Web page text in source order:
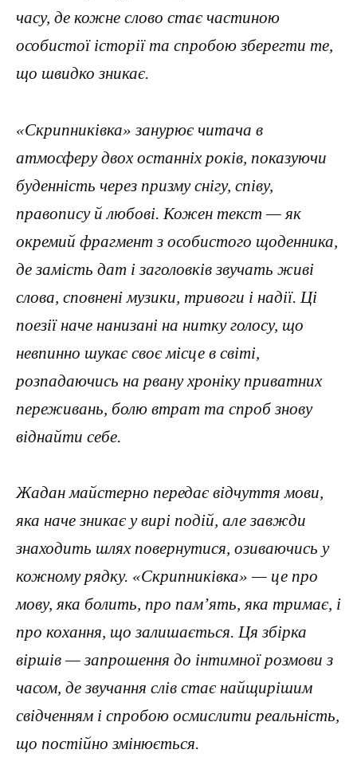
часу, де кожне слово стає частиною
особистої історії та спробою зберегти те,
що швидко зникає.
«Скрипниківка» занурює читача в
атмосферу двох останніх років, показуючи
буденність через призму снігу, співу,
правопису й любові. Кожен текст — як
окремий фрагмент з особистого щоденника,
де замість дат і заголовків звучать живі
слова, сповнені музики, тривоги і надії. Ці
поезії наче нанизані на нитку голосу, що
невпинно шукає своє місце в світі,
розпадаючись на рвану хроніку приватних
переживань, болю втрат та спроб знову
віднайти себе.
Жадан майстерно передає відчуття мови,
яка наче зникає у вирі подій, але завжди
знаходить шлях повернутися, озиваючись у
кожному рядку. «Скрипниківка» — це про
мову, яка болить, про пам’ять, яка тримає, і
про кохання, що залишається. Ця збірка
віршів — запрошення до інтимної розмови з
часом, де звучання слів стає найщирішим
свідченням і спробою осмислити реальність,
що постійно змінюється.